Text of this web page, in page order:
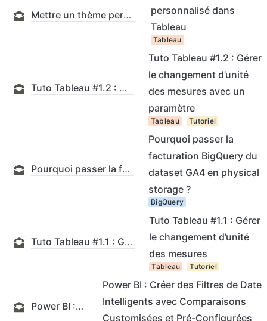
Mettre un thème personnalisé dans Tableau
personnalisé dans
Tableau
Tableau
Tuto Tableau #1.2 : Gérer le changement d’unité des mesures avec un paramètre
Tuto Tableau #1.2 : Gérer
le changement d’unité
des mesures avec un
paramètre
Tableau Tutoriel
Pourquoi passer la facturation BigQuery du dataset GA4 en physical storage ?
Pourquoi passer la
facturation BigQuery du
dataset GA4 en physical
storage ?
BigQuery
Tuto Tableau #1.1 : Gérer le changement d’unité des mesures
Tuto Tableau #1.1 : Gérer
le changement d’unité
des mesures
Tableau Tutoriel
Power BI : Créer des Filtres de Date Intelligents avec Comparaisons Customisées et Pré-Configurées
Power BI : Créer des Filtres de Date
Intelligents avec Comparaisons
Customisées et Pré-Configurées